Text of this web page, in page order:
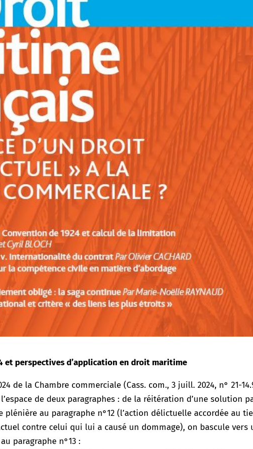
et perspectives d’application en droit maritime
de la Chambre commerciale (Cass. com., 3 juill. 2024, n° 21-
de deux paragraphes : de la réitération d’une solution
plénière au paragraphe n°12 (l’action délictuelle accordée au
contre celui qui lui a causé un dommage), on bascule vers
paragraphe n°13 :